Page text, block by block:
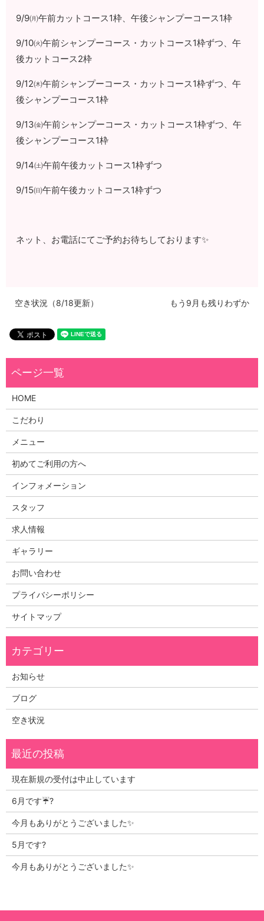
9/9㈪午前カットコース1枠、午後シャンプーコース1枠
9/10㈫午前シャンプーコース・カットコース1枠ずつ、午
後カットコース2枠
9/12㈭午前シャンプーコース・カットコース1枠ずつ、午
後シャンプーコース1枠
9/13㈮午前シャンプーコース・カットコース1枠ずつ、午
後シャンプーコース1枠
9/14㈯午前午後カットコース1枠ずつ
9/15㈰午前午後カットコース1枠ずつ
ネット、お電話にてご予約お待ちしております✨
空き状況（8/18更新） もう9月も残りわずか
HOME
こだわり
メニュー
初めてご利用の方へ
インフォメーション
スタッフ
求人情報
ギャラリー
お問い合わせ
プライバシーポリシー
サイトマップ
お知らせ
ブログ
空き状況
現在新規の受付は中止しています
6月です☔?
今月もありがとうございました✨
5月です?
今月もありがとうございました✨